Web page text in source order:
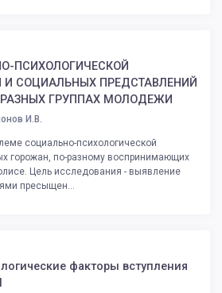
ПСИХОЛОГИЧЕСКОЙ
СОЦИАЛЬНЫХ ПРЕДСТАВЛЕНИЙ
ГРУППАХ МОЛОДЕЖИ
И.В.
социально-психологической
горожан, по-разному воспринимающих
Цель исследования - выявление
пресыщен...
факторы вступления